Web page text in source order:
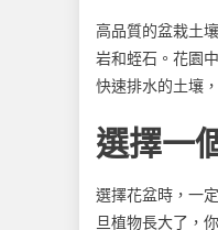
高品質的盆栽土
岩和蛭石。花園
快速排水的土壤
選擇一
選擇花盆時，一
旦植物長大了，